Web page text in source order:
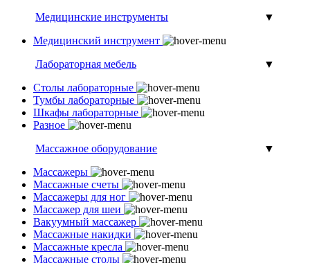
Медицинские инструменты
▼
Медицинский инструмент
Лабораторная мебель
▼
Столы лабораторные
Тумбы лабораторные
Шкафы лабораторные
Разное
Массажное оборудование
▼
Массажеры
Массажные счеты
Массажеры для ног
Массажер для шеи
Вакуумный массажер
Массажные накидки
Массажные кресла
Массажные столы